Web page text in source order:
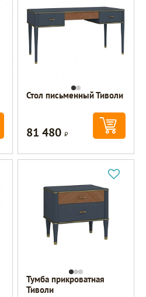
Стол письменный Тиволи
81 480Р
Тумба прикроватная
Тиволи